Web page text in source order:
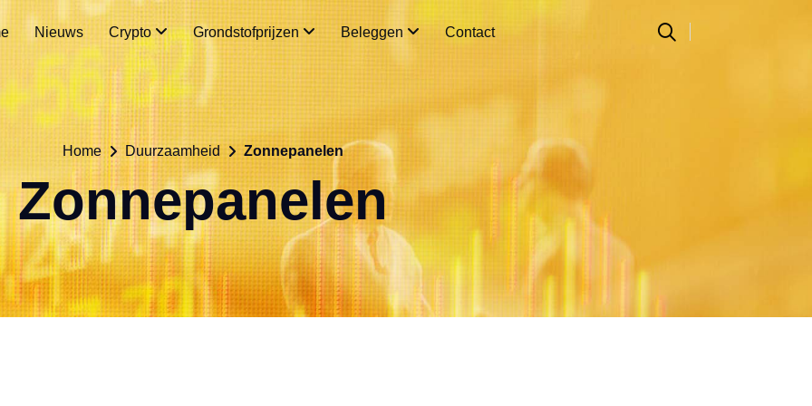
Nieuws Crypto Grondstofprijzen Beleggen Contact
Home Duurzaamheid Zonnepanelen
Zonnepanelen